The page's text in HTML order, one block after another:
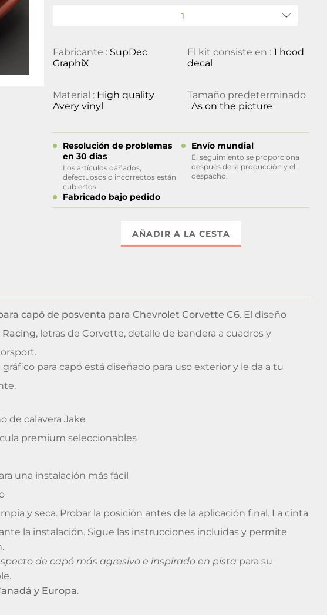
Fabricante : SupDec
GraphiX
El kit consiste en : 1 hood
decal
Material : High quality
Avery vinyl
Tamaño predeterminado
: As on the picture
Resolución de problemas
en 30 días
Los artículos dañados,
defectuosos o incorrectos están
cubiertos.
Envío mundial
El seguimiento se proporciona
después de la producción y el
despacho.
Fabricado bajo pedido
AÑADIR A LA CESTA
capó de posventa para Chevrolet Corvette C6. El diseño
, letras de Corvette, detalle de bandera a cuadros y
gráfico para capó está diseñado para uso exterior y le da a tu
de calavera Jake
premium seleccionables
una instalación más fácil
y seca. Probar la posición antes de la aplicación final. La cinta
la instalación. Sigue las instrucciones incluidas y permite
de capó más agresivo e inspirado en pista para su
y Europa.